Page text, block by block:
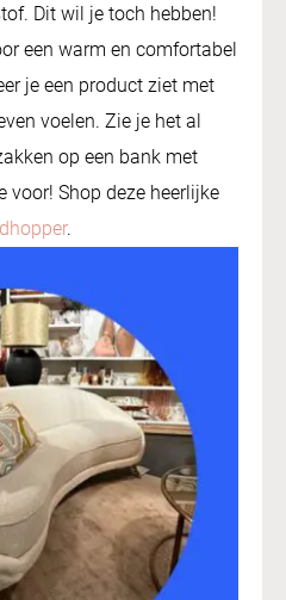
Dit wil je toch hebben!
een warm en comfortabel
je een product ziet met
voelen. Zie je het al
op een bank met
voor! Shop deze heerlijke
.